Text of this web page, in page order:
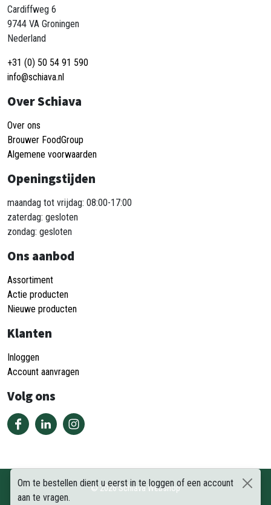
Om te bestellen dient u eerst in te loggen of een account
aan te vragen.
Cardiffweg 6
9744 VA Groningen
Nederland
+31 (0) 50 54 91 590
info@schiava.nl
Over Schiava
Over ons
Brouwer FoodGroup
Algemene voorwaarden
Openingstijden
maandag tot vrijdag: 08:00-17:00
zaterdag: gesloten
zondag: gesloten
Ons aanbod
Assortiment
Actie producten
Nieuwe producten
Klanten
Inloggen
Account aanvragen
Volg ons
©2026Schiava Webshop